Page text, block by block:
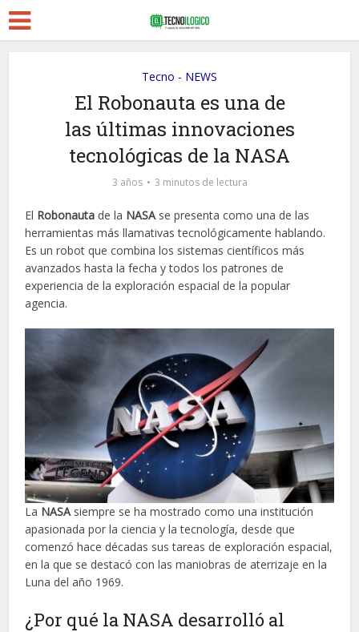
Tecno - NEWS
El Robonauta es una de
las últimas innovaciones
tecnológicas de la NASA
3 años 3 minutos de lectura
El Robonauta de la NASAse presenta como una de las
herramientas más llamativas tecnológicamente hablando.
Es un robot que combina los sistemas científicos más
avanzados hasta la fecha y todos los patrones de
experiencia de la exploración espacial de la popular
agencia.
La NASA siempre se ha mostrado como una institución
apasionada por la ciencia y la tecnología, desde que
comenzó hace décadas sus tareas de exploración espacial,
en la que se destacó con las maniobras de aterrizaje en la
Luna del año 1969.
¿Por qué la NASA desarrolló al